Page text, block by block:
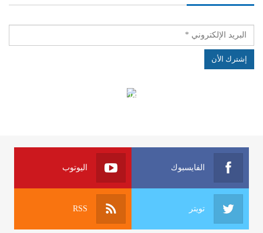
الهياكل الخاضعة لقانون النفاذ إلى المعلومة
الفايسبوك اليوتوب
تويتر RSS